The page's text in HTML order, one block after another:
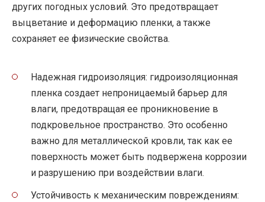
других погодных условий. Это предотвращает
выцветание и деформацию пленки, а также
сохраняет ее физические свойства.
Надежная гидроизоляция: гидроизоляционная
пленка создает непроницаемый барьер для
влаги, предотвращая ее проникновение в
подкровельное пространство. Это особенно
важно для металлической кровли, так как ее
поверхность может быть подвержена коррозии
и разрушению при воздействии влаги.
Устойчивость к механическим повреждениям: